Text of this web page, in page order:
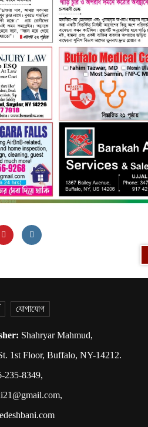
যোগাযোগ
Shahryar Mahmud,
1st Floor, Buffalo, NY-14212.
235-8349,